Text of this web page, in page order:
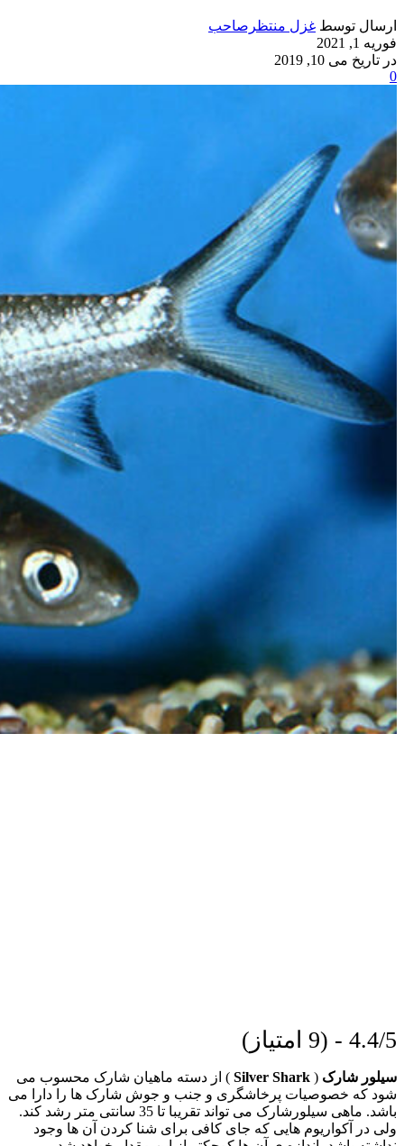
ارسال توسط غزل منتظرصاحب
فوریه 1, 2021
در تاریخ می 10, 2019
0
4.4/5 - (9 امتیاز)
سیلور شارک (
Silver Shark
) از دسته ماهیان شارک محسوب می
شود که خصوصیات پرخاشگری و جنب و جوش شارک ها را دارا می
باشد. ماهی سیلورشارک می تواند تقریبا تا 35 سانتی متر رشد کند.
ولی در آکواریوم هایی که جای کافی برای شنا کردن آن ها وجود